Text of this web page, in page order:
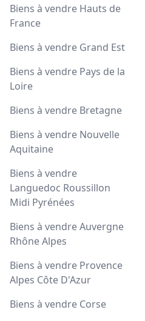
Biens à vendre Hauts de
France
Biens à vendre Grand Est
Biens à vendre Pays de la
Loire
Biens à vendre Bretagne
Biens à vendre Nouvelle
Aquitaine
Biens à vendre
Languedoc Roussillon
Midi Pyrénées
Biens à vendre Auvergne
Rhône Alpes
Biens à vendre Provence
Alpes Côte D'Azur
Biens à vendre Corse